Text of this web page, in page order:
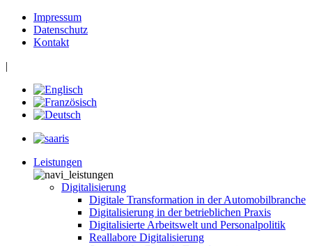
Impressum
Datenschutz
Kontakt
|
Leistungen
Digitalisierung
Digitale Transformation in der Automobilbranche
Digitalisierung in der betrieblichen Praxis
Digitalisierte Arbeitswelt und Personalpolitik
Reallabore Digitalisierung